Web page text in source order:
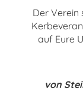
Der Verein
auf Eure
von